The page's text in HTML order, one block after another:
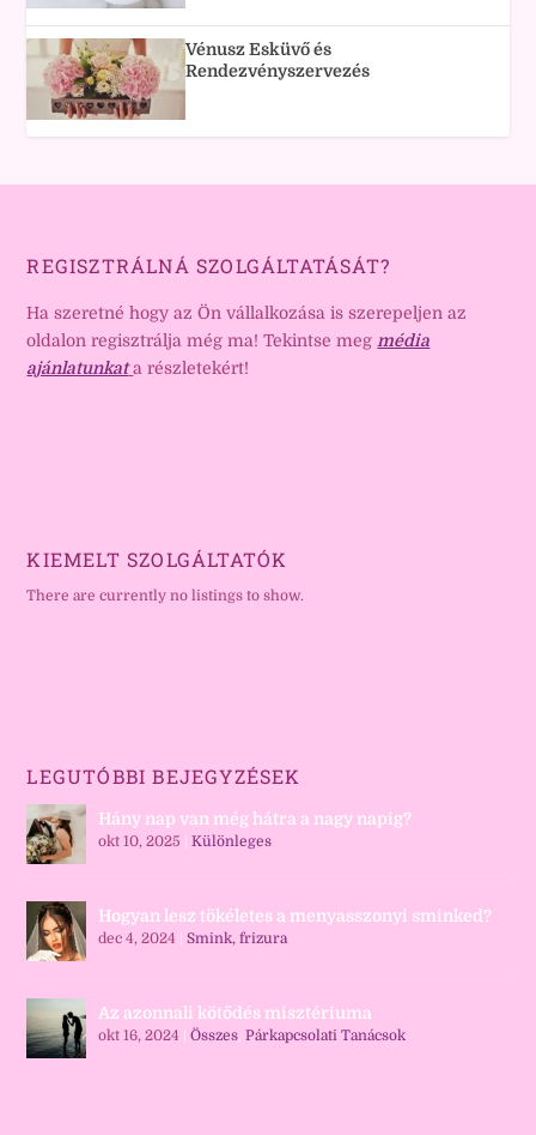
Vénusz Esküvő és
Rendezvényszervezés
REGISZTRÁLNÁ SZOLGÁLTATÁSÁT?
Ha szeretné hogy az Ön vállalkozása is szerepeljen az
oldalon regisztrálja még ma! Tekintse meg média
ajánlatunkat a részletekért!
KIEMELT SZOLGÁLTATÓK
There are currently no listings to show.
LEGUTÓBBI BEJEGYZÉSEK
Hány nap van még hátra a nagy napig?
okt 10, 2025 |Különleges
Hogyan lesz tökéletes a menyasszonyi sminked?
dec 4, 2024 |Smink, frizura
Az azonnali kötődés misztériuma
okt 16, 2024 |Összes ,Párkapcsolati Tanácsok